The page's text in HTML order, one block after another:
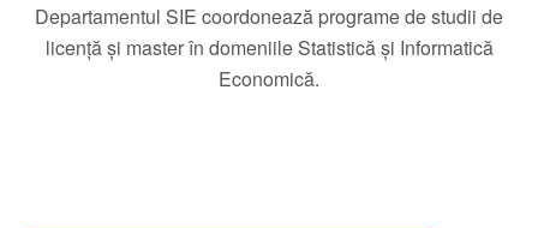
Departamentul SIE coordonează programe de studii de
licenţă şi master în domeniile Statistică și Informatică
Economică.